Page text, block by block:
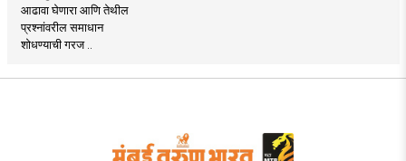
आढावा घेणारा आणि तेथील
प्रश्नांवरील समाधान
शोधण्याची गरज ..